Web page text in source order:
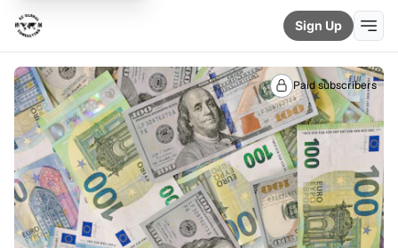
Sign Up
Paid subscribers